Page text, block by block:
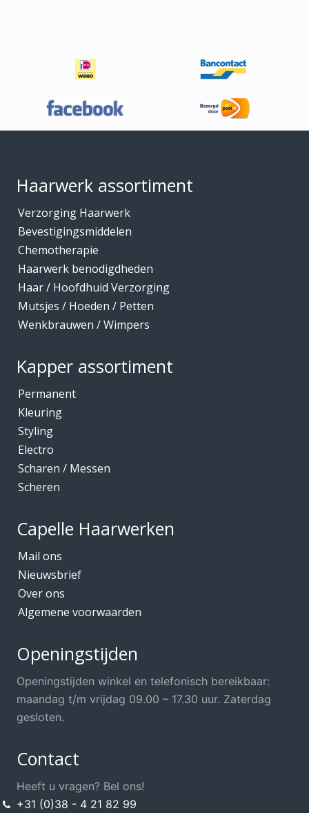
Haarwerk assortiment
Verzorging Haarwerk
Bevestigingsmiddelen
Chemotherapie
Haarwerk benodigdheden
Haar / Hoofdhuid Verzorging
Mutsjes / Hoeden / Petten
Wenkbrauwen / Wimpers
Kapper assortiment
Permanent
Kleuring
Styling
Electro
Scharen / Messen
Scheren
Capelle Haarwerken
Mail ons
Nieuwsbrief
Over ons
Algemene voorwaarden
Openingstijden
Openingstijden winkel en telefonisch bereikbaar:
maandag t/m vrijdag 09.00 – 17.30 uur. Zaterdag
gesloten.
Contact
Heeft u vragen? Bel ons!
+31 (0)38 - 4 21 82 99